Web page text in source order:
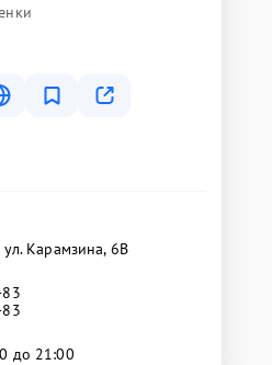
ул. Карамзина, 6В
до 21:00